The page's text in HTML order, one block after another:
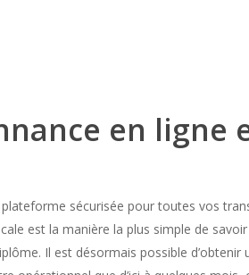
en ligne
sécurisée pour toutes vos
est la manière la plus simple de
Il est désormais possible d’obtenir